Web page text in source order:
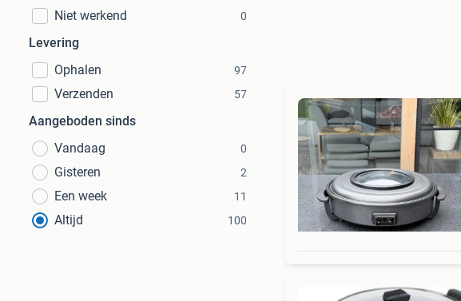
Niet werkend 0
Levering
Ophalen
97
Verzenden 57
Aangeboden sinds
Vandaag
0
Gisteren 2
Een week 11
Altijd 100